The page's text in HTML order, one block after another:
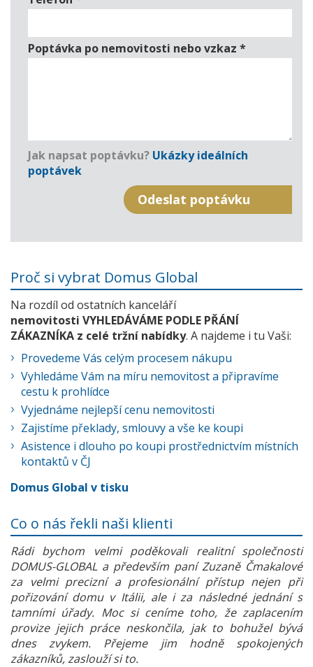
Poptávka po nemovitosti nebo vzkaz *
Jak napsat poptávku? Ukázky ideálních
poptávek
Proč si vybrat Domus Global
Na rozdíl od ostatních kanceláří
nemovitosti VYHLEDÁVÁME PODLE PŘÁNÍ
ZÁKAZNÍKA z celé tržní nabídky. A najdeme i tu Vaši:
Provedeme Vás celým procesem nákupu
Vyhledáme Vám na míru nemovitost a připravíme
cestu k prohlídce
Vyjednáme nejlepší cenu nemovitosti
Zajistíme překlady, smlouvy a vše ke koupi
Asistence i dlouho po koupi prostřednictvím místních
kontaktů v ČJ
Domus Global v tisku
Co o nás řekli naši klienti
Rádi bychom velmi poděkovali realitní společnosti
DOMUS-GLOBAL a především paní Zuzaně Čmakalové
za velmi precizní a profesionální přístup nejen při
pořizování domu v Itálii, ale i za následné jednání s
tamními úřady. Moc si ceníme toho, že zaplacením
provize jejich práce neskončila, jak to bohužel bývá
dnes zvykem. Přejeme jim hodně spokojených
zákazníků, zaslouží si to.